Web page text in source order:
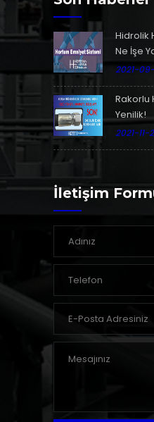
Hidrolik
Ne İşe
2021-
Rakorlu
Yenilik!
2021-11-
İletişim